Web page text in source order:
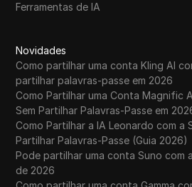
Ferramentas de IA
Novidades
Como partilhar uma conta Kling AI
partilhar palavras-passe em 2026
Como Partilhar uma Conta Magnific
Sem Partilhar Palavras-Passe em
Como Partilhar a IA Leonardo com a
Partilhar Palavras-Passe (Guia 2026)
Pode partilhar uma conta Suno com
de 2026